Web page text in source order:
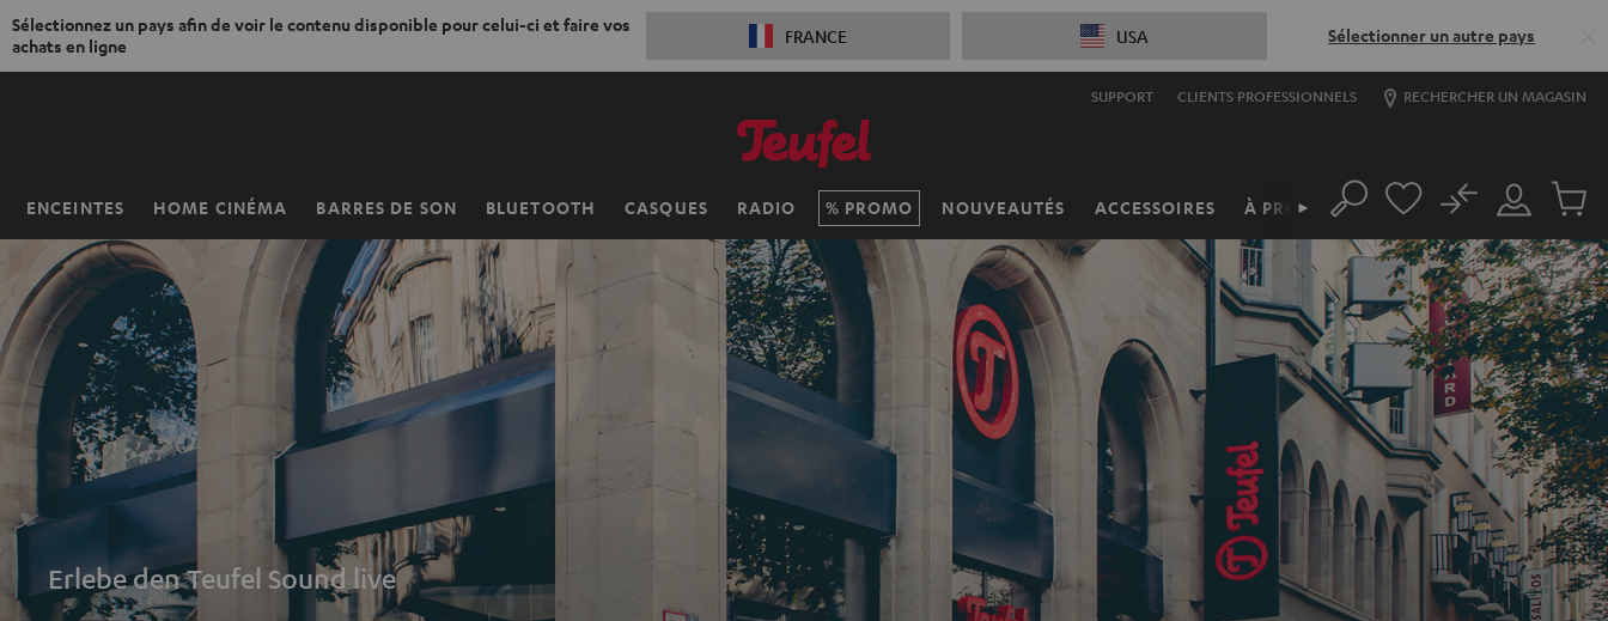
Sélectionnez un pays afin de voir le contenu disponible pour celui-ci et faire vos
achats en ligne
FRANCE USA Sélectionner un autre pays
SUPPORT CLIENTS PROFESSIONNELS RECHERCHER UN MAGASIN
ENCEINTES HOME CINÉMA BARRES DE SON BLUETOOTH CASQUES RADIO PROMO NOUVEAUTÉS ACCESSOIRES À PROPOS
►
Page
d’accueil
Rechercher
Mon
compte
No
du
panier
Erlebe den Teufel Sound live